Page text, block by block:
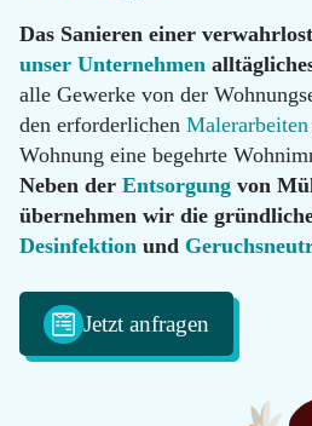
Das Sanieren einer
unser Unternehmen
alle Gewerke von der
den erforderlichen Malerarbeiten
Wohnung eine begehrte
Neben der Entsorgung von
übernehmen wir die
Desinfektion und
Jetzt anfragen
Renovierung
Tatortreinigung
Hotline
0800
100
info@messie-
Hotline
0800
11 22
100
Email
info@messie-
wohnungen.de